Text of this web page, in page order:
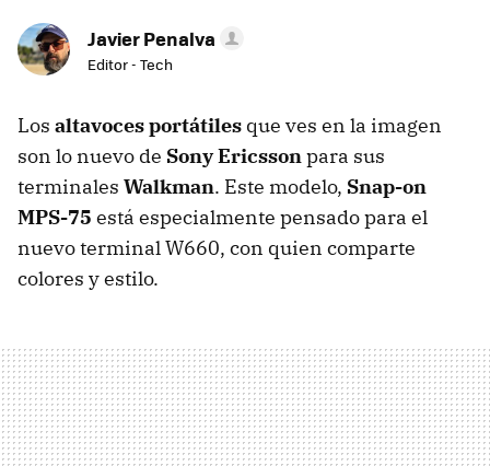
Javier Penalva
Editor - Tech
Los altavoces portátiles que ves en la imagen
son lo nuevo de Sony Ericssonpara sus
terminales Walkman. Este modelo, Snap-on
MPS-75 está especialmente pensado para el
nuevo terminal W660, con quien comparte
colores y estilo.